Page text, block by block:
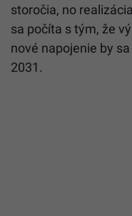
storočia, no
sa počíta s tým, že
nové napojenie by
2031.